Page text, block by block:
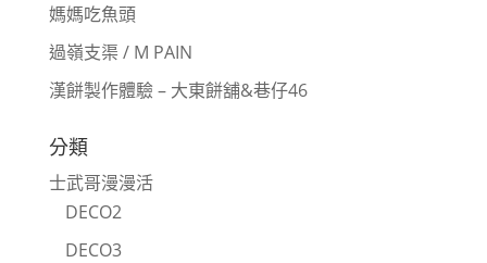
媽媽吃魚頭
過嶺支渠 / M PAIN
漢餅製作體驗 – 大東餅舖&巷仔46
分類
士武哥漫漫活
DECO2
DECO3